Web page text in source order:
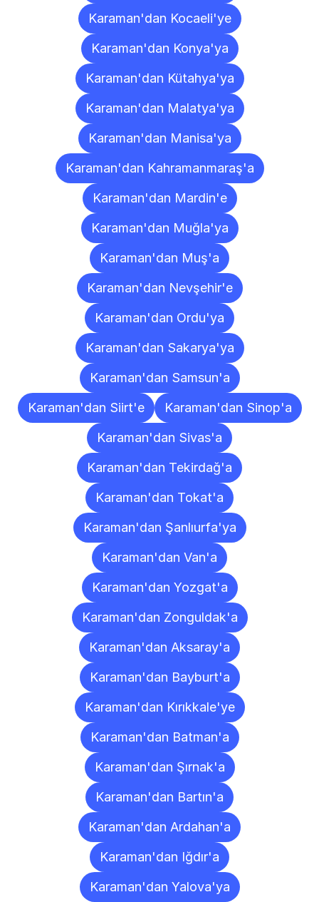
Karaman'dan Kocaeli'ye
Karaman'dan Konya'ya
Karaman'dan Kütahya'ya
Karaman'dan Malatya'ya
Karaman'dan Manisa'ya
Karaman'dan Kahramanmaraş'a
Karaman'dan Mardin'e
Karaman'dan Muğla'ya
Karaman'dan Muş'a
Karaman'dan Nevşehir'e
Karaman'dan Ordu'ya
Karaman'dan Sakarya'ya
Karaman'dan Samsun'a
Karaman'dan Siirt'e
Karaman'dan Sinop'a
Karaman'dan Sivas'a
Karaman'dan Tekirdağ'a
Karaman'dan Tokat'a
Karaman'dan Şanlıurfa'ya
Karaman'dan Van'a
Karaman'dan Yozgat'a
Karaman'dan Zonguldak'a
Karaman'dan Aksaray'a
Karaman'dan Bayburt'a
Karaman'dan Kırıkkale'ye
Karaman'dan Batman'a
Karaman'dan Şırnak'a
Karaman'dan Bartın'a
Karaman'dan Ardahan'a
Karaman'dan Iğdır'a
Karaman'dan Yalova'ya